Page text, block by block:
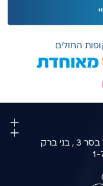
החולים
1-